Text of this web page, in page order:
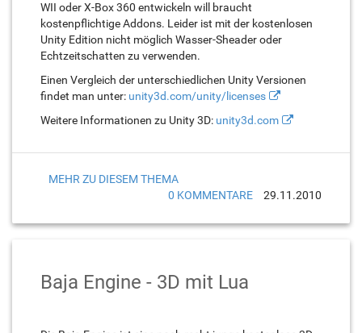
WII oder X-Box 360 entwickeln will braucht
kostenpflichtige Addons. Leider ist mit der kostenlosen
Unity Edition nicht möglich Wasser-Sheader oder
Echtzeitschatten zu verwenden.
Einen Vergleich der unterschiedlichen Unity Versionen
findet man unter: unity3d.com/unity/licenses
Weitere Informationen zu Unity 3D: unity3d.com
MEHR ZU DIESEM THEMA
0 KOMMENTARE
29.11.2010
Baja Engine - 3D mit Lua